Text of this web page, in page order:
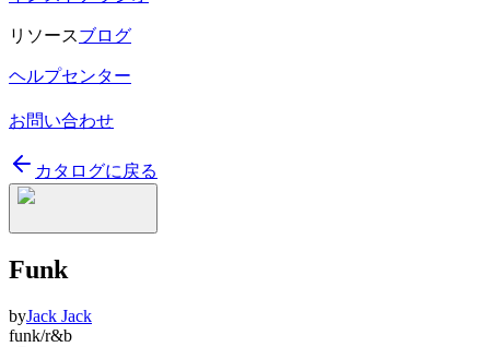
リソースブログ
ヘルプセンター
お問い合わせ
カタログに戻る
Funk
byJack Jack
funk/r&b